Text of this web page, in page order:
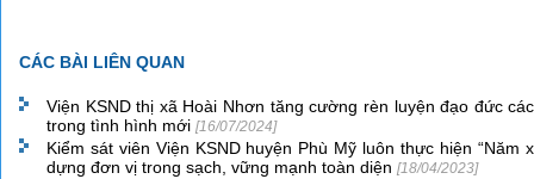
CÁC BÀI LIÊN QUAN
Viện KSND thị xã Hoài Nhơn tăng cường rèn luyện đạo đức
trong tình hình mới [16/07/2024]
Kiểm sát viên Viện KSND huyện Phù Mỹ luôn thực hiện “Năm
dựng đơn vị trong sạch, vững mạnh toàn diện [18/04/2023]